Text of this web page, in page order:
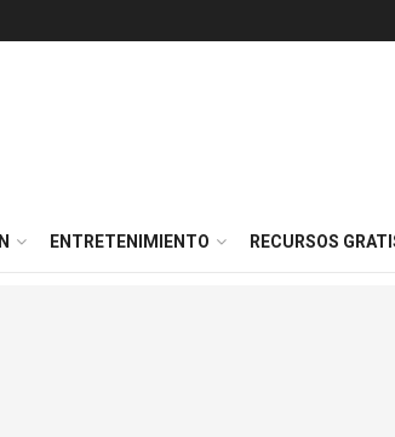
ENTRETENIMIENTO RECURSOS